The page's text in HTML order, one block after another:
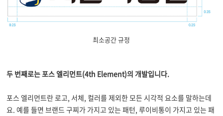
최소공간 규정
두 번째로는 포스 엘리먼트(4th Element)의 개발입니다.
포스 엘리먼트란 로고, 서체, 컬러를 제외한 모든 시각적 요소를 말하는데
요. 예를 들면 브랜드 구찌가 가지고 있는 패턴, 루이비통이 가지고 있는 패